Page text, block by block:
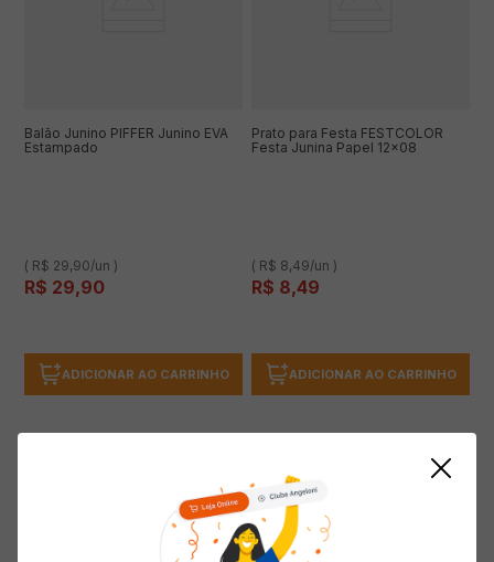
Balão Junino PIFFER Junino EVA
Estampado
( R$ 29,90/un )
R$ 29,90
ADICIONAR AO CARRINHO
Prato para Festa FESTCOLOR
Festa Junina Papel 12x08
( R$ 8,49/un )
R$ 8,49
ADICIONAR AO CARRINHO